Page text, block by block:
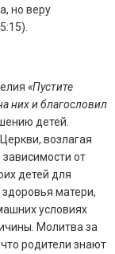
но веру
«Пустите
них и благословил
детей.
возлагая
зависимости от
детей для
матери,
условиях
Молитва за
родители знают